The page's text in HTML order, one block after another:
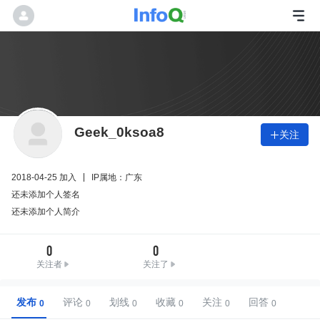
Geek_0ksoa8 关注
2018-04-25 加入
IP属地：广东
还未添加个人签名
还未添加个人简介
0
关注者
0
关注了
发布 评论 划线 收藏 关注 回答